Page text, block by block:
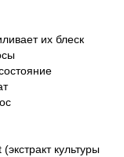
их блеск
культуры